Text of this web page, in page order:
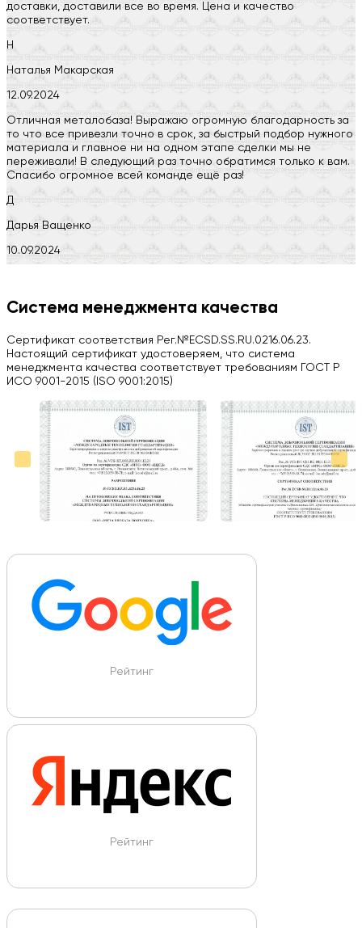
доставки, доставили все во время. Цена и качество
соответствует.
Н
Наталья Макарская
12.09.2024
Отличная металобаза! Выражаю огромную благодарность за
то что все привезли точно в срок, за быстрый подбор нужного
материала и главное ни на одном этапе сделки мы не
переживали! В следующий раз точно обратимся только к вам.
Спасибо огромное всей команде ещё раз!
Д
Дарья Ващенко
10.09.2024
H
03.09.2024
Вся работа выполнена в срок. Всем рекомендую
Больше отзывов на Google Maps
Система менеджмента качества
Сертификат соответствия Рег.№ECSD.SS.RU.0216.06.23.
Настоящий сертификат удостоверяем, что система
менеджмента качества соответствует требованиям ГОСТ Р
ИСО 9001-2015 (ISO 9001:2015)
Рейтинг
Рейтинг